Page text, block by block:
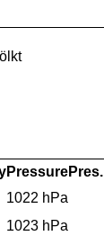
PressurePres.
1022 hPa
1023 hPa